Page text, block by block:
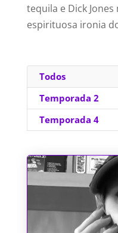
tequila e Dick
espirituosa ironia
Todos
Temporada 2
Temporada 4